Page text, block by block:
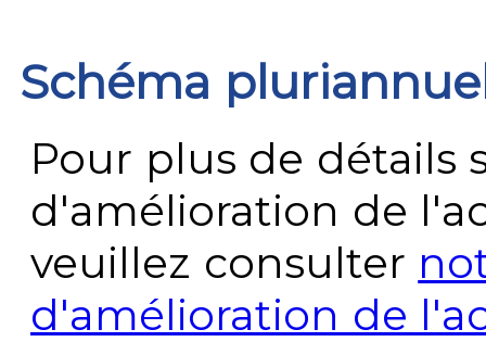
Schéma
Pour plus de détails
d'amélioration de
veuillez consulter
d'amélioration de